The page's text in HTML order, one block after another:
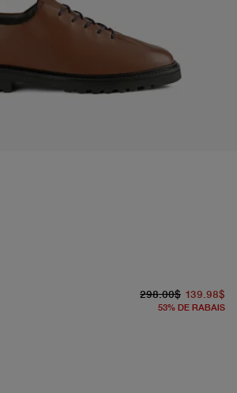
298.00$ 139.98$
53% DE RABAIS